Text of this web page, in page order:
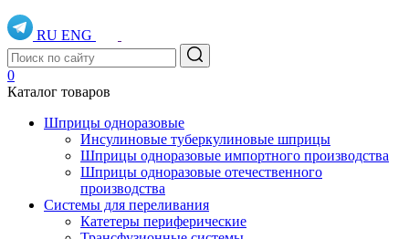
RU ENG
0
Каталог товаров
Шприцы одноразовые
Инсулиновые туберкулиновые шприцы
Шприцы одноразовые импортного производства
Шприцы одноразовые отечественного
производства
Системы для переливания
Катетеры периферические